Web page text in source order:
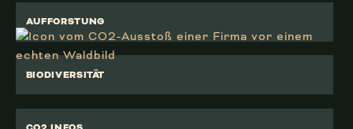
AUFFORSTUNG
BIODIVERSITÄT